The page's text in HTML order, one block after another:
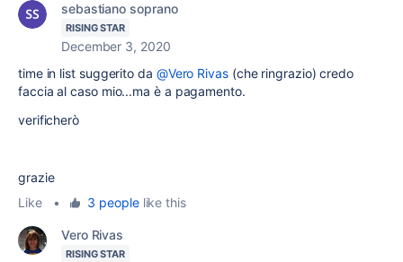
sebastiano soprano
RISING STAR
December 3, 2020
time in list suggerito da @Vero Rivas(che ringrazio) credo
faccia al caso mio...ma è a pagamento.
verificherò
grazie
Like
• 3 peoplelike this
Vero Rivas
RISING STAR